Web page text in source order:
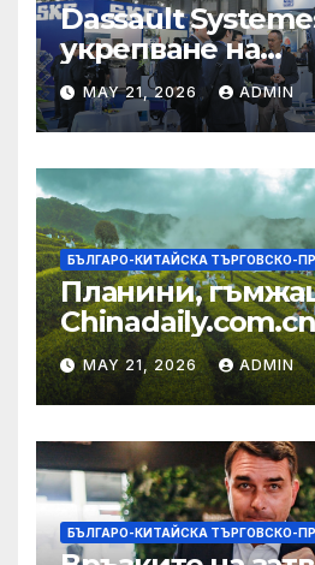
Dassault
укрепване на
изграждането
екосистема в
MAY 21, 2026 ADMIN
БЪЛГАРО-КИТАЙСКА ТЪРГОВСКО-
Планини,
Chinadaily.com.cn
MAY 21, 2026 ADMIN
БЪЛГАРО-КИТАЙСКА ТЪРГОВСКО-